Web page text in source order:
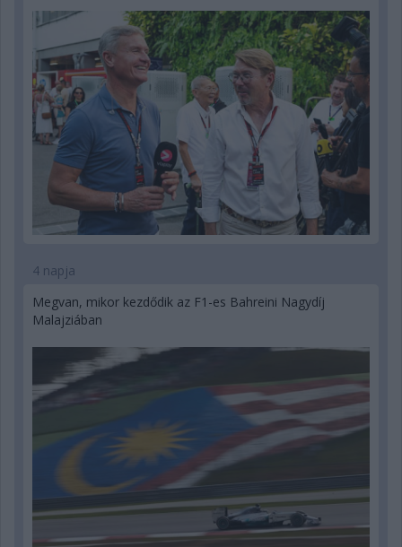
4 napja
Megvan, mikor kezdődik az F1-es Bahreini Nagydíj
Malajziában